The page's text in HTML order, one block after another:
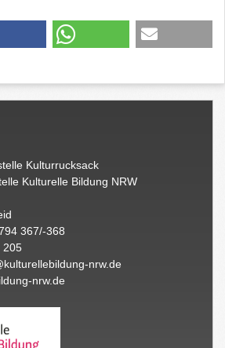
Kulturrucksack
Kulturelle Bildung NRW
367/-368
205
nrw.de
nrw.de